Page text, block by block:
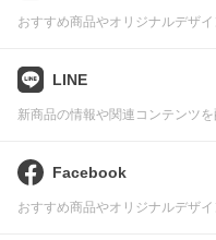
おすすめ商品やオリジナルデザ
LINE
新商品の情報や関連コンテンツ
Facebook
おすすめ商品やオリジナルデザ